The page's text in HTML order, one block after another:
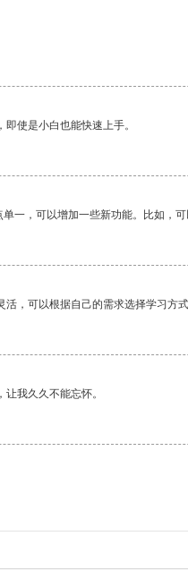
使是小白也能快速上手。
一，可以增加一些新功能。比如，
，可以根据自己的需求选择学习方式
我久久不能忘怀。